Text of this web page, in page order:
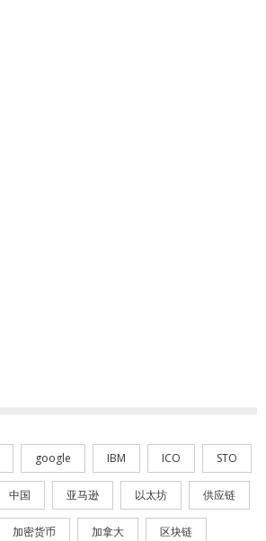
google IBM ICO STO
中国 亚马逊 以太坊 供应链
加密货币 加拿大 区块链